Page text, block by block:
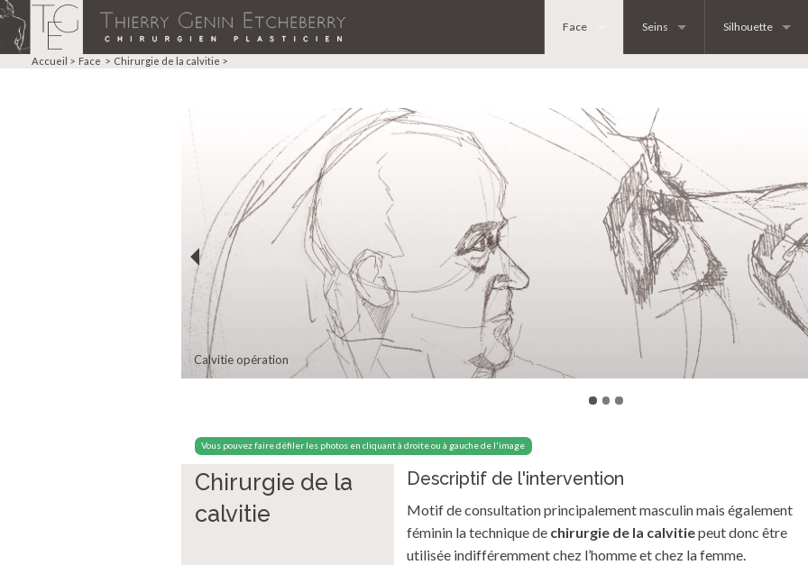
Face
Lifting cervico facial
Blépharoplastie (chirurgie des paupières)
Rhinoplastie
Rhinopolastie hommes
Chirurgie des oreilles décollées
Chirurgie de la calvitie
Seins
Technique mixte
Asymétrie mammaire
Laboratoire SEBBIN : retrait des
RECONSTRUCTION MAMMAIRE
CURE DE PTOSE MAMMAIRE
Reconstruction du sein par
Silhouette
Lipoaspiration
Liposuccion
Plastie
Accueil > Face > Chirurgie de la calvitie >
Calvitie opération
Vous pouvez faire défiler les photos en cliquant à droite ou à gauche de l'image
Chirurgie de la
calvitie
Descriptif de l'intervention
Motif de consultation principalement masculin mais également
féminin la technique de chirurgie de la calvitiepeut donc être
utilisée indifféremment chez l’homme et chez la femme.